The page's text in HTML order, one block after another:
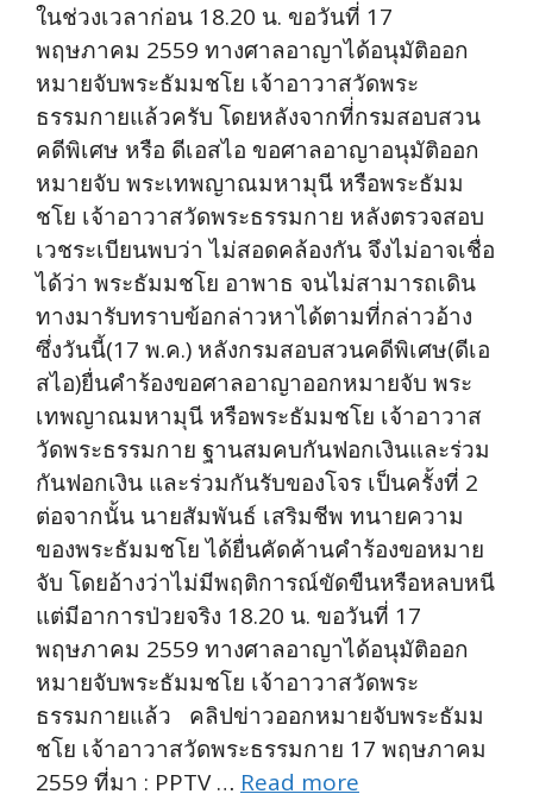
ในช่วงเวลาก่อน 18.20 น. ขอวันที่ 17
พฤษภาคม 2559 ทางศาลอาญาได้อนุมัติออก
หมายจับพระธัมมชโย เจ้าอาวาสวัดพระ
ธรรมกายแล้วครับ โดยหลังจากที่่กรมสอบสวน
คดีพิเศษ หรือ ดีเอสไอ ขอศาลอาญาอนุมัติออก
หมายจับ พระเทพญาณมหามุนี หรือพระธัมม
ชโย เจ้าอาวาสวัดพระธรรมกาย หลังตรวจสอบ
เวชระเบียนพบว่า ไม่สอดคล้องกัน จึงไม่อาจเชื่อ
ได้ว่า พระธัมมชโย อาพาธ จนไม่สามารถเดิน
ทางมารับทราบข้อกล่าวหาได้­ตามที่กล่าวอ้าง
ซึ่งวันนี้(17 พ.ค.) หลังกรมสอบสวนคดีพิเศษ(ดีเอ
สไอ)ยื่นคำร้องขอศาลอาญาออกหมายจับ พระ
เทพญาณมหามุนี หรือพระธัมมชโย เจ้าอาวาส
วัดพระธรรมกาย ฐานสมคบกันฟอกเงินและร่วม
กันฟอกเงิน และร่วมกันรับของโจร เป็นครั้งที่ 2
ต่อจากนั้น นายสัมพันธ์ เสริมชีพ ทนายความ
ของพระธัมมชโย ได้ยื่นคัดค้านคำร้องขอหมาย
จับ โดยอ้างว่าไม่มีพฤติการณ์ขัดขืนหรือหลบหนี
แต่มีอาการป่วยจริง 18.20 น. ขอวันที่ 17
พฤษภาคม 2559 ทางศาลอาญาได้อนุมัติออก
หมายจับพระธัมมชโย เจ้าอาวาสวัดพระ
ธรรมกายแล้ว คลิปข่าวออกหมายจับพระธัมม
ชโย เจ้าอาวาสวัดพระธรรมกาย 17 พฤษภาคม
2559 ที่มา : PPTV … Read more